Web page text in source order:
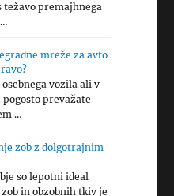
težavo premajhnega
mreže za avto
vozila ali v
prevažate
…
zob z dolgotrajnim
so lepotni ideal
in obzobnih tkiv je